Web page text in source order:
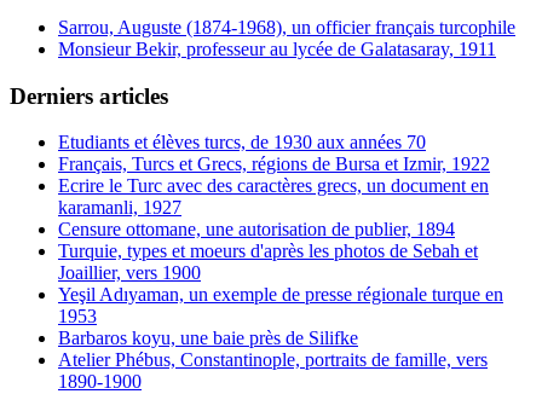
Sarrou, Auguste (1874-1968), un officier français turcophile
Monsieur Bekir, professeur au lycée de Galatasaray, 1911
Derniers articles
Etudiants et élèves turcs, de 1930 aux années 70
Français, Turcs et Grecs, régions de Bursa et Izmir, 1922
Ecrire le Turc avec des caractères grecs, un document en
karamanli, 1927
Censure ottomane, une autorisation de publier, 1894
Turquie, types et moeurs d'après les photos de Sebah et
Joaillier, vers 1900
Yeşil Adıyaman, un exemple de presse régionale turque en
1953
Barbaros koyu, une baie près de Silifke
Atelier Phébus, Constantinople, portraits de famille, vers
1890-1900